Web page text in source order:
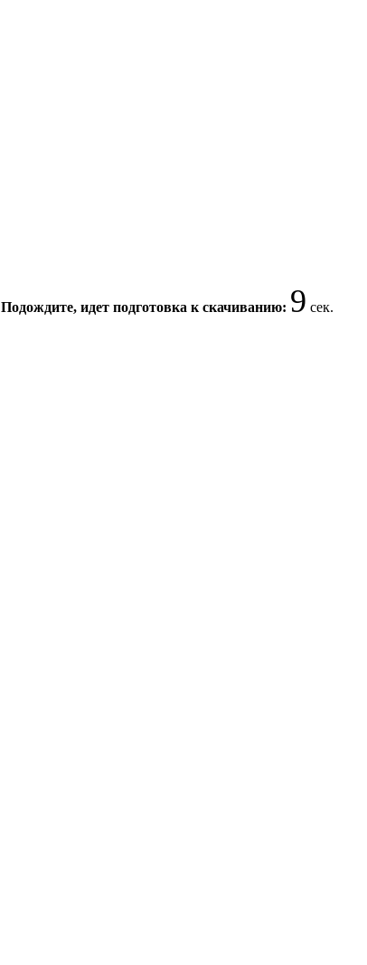
Подождите, идет подготовка к скачиванию: 9 сек.